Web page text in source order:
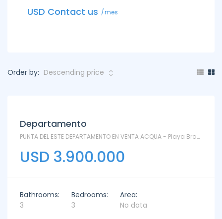
USD Contact us mes
Order by:
Departamento
PUNTA DEL ESTE DEPARTAMENTO EN VENTA ACQUA - Playa Brava
USD 3.900.000
Bathrooms:
3
Bedrooms:
3
Area:
No data